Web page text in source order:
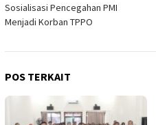
Sosialisasi Pencegahan PMI
Menjadi Korban TPPO
POS TERKAIT